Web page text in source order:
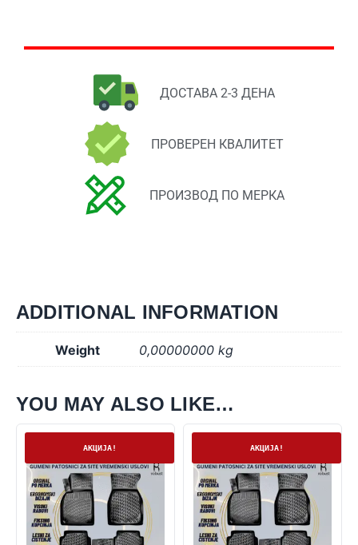
ДОСТАВА 2-3 ДЕНА
ПРОВЕРЕН КВАЛИТЕТ
ПРОИЗВОД ПО МЕРКА
ADDITIONAL INFORMATION
Weight 0,00000000 kg
YOU MAY ALSO LIKE…
Нема залихаАКЦИЈА! Нема залихаАКЦИЈА!